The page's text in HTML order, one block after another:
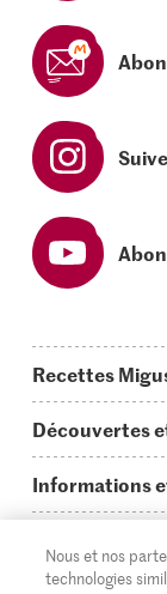
Recettes
Idées de menus
Plats
Simple & vite
Découvertes
On en parle...
Tutoriels
Informations
Questions
Cuisiner avec
Supermarché
Nous et nos
technologies